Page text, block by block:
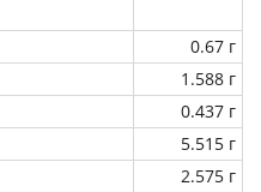
0.67 г
1.588 г
0.437 г
5.515 г
2.575 г